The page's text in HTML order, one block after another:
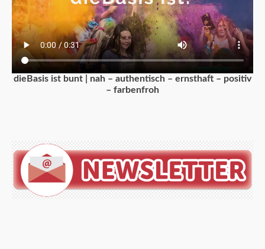
dieBasis ist bunt | nah – authentisch – ernsthaft – positiv
– farbenfroh